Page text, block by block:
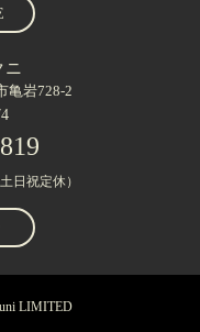
ニ
亀岩728-2
日祝定休）
LIMITED